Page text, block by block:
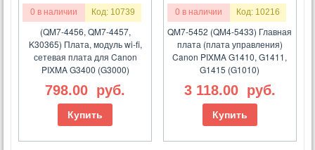
0 в наличии Код: 10739
(QM7-4456, QM7-4457,
K30365) Плата, модуль wi-fi,
сетевая плата для Canon
PIXMA G3400 (G3000)
798.00 руб.
Купить
0 в наличии Код: 10216
QM7-5452 (QM4-5433) Главная
плата (плата управления)
Canon PIXMA G1410, G1411,
G1415 (G1010)
3 118.00 руб.
Купить